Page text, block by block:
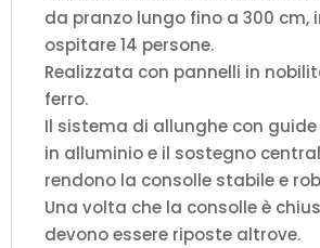
da pranzo lungo fino a 300 cm,
ospitare 14 persone.
Realizzata con pannelli in
ferro.
Il sistema di allunghe con
in alluminio e il sostegno
rendono la consolle stabile e
Una volta che la consolle è
devono essere riposte altrove.